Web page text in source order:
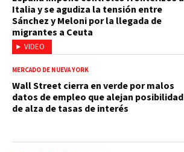
VIDEO
Italia y se agudiza la tensión entre
Sánchez y Meloni por la llegada de
migrantes a Ceuta
MERCADO DE NUEVA YORK
Wall Street cierra en verde por malos
datos de empleo que alejan posibilidad
de alza de tasas de interés